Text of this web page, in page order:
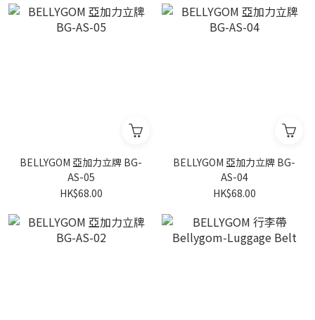
BELLYGOM 亞加力立牌 BG-
AS-05
HK$68.00
BELLYGOM 亞加力立牌 BG-
AS-04
HK$68.00